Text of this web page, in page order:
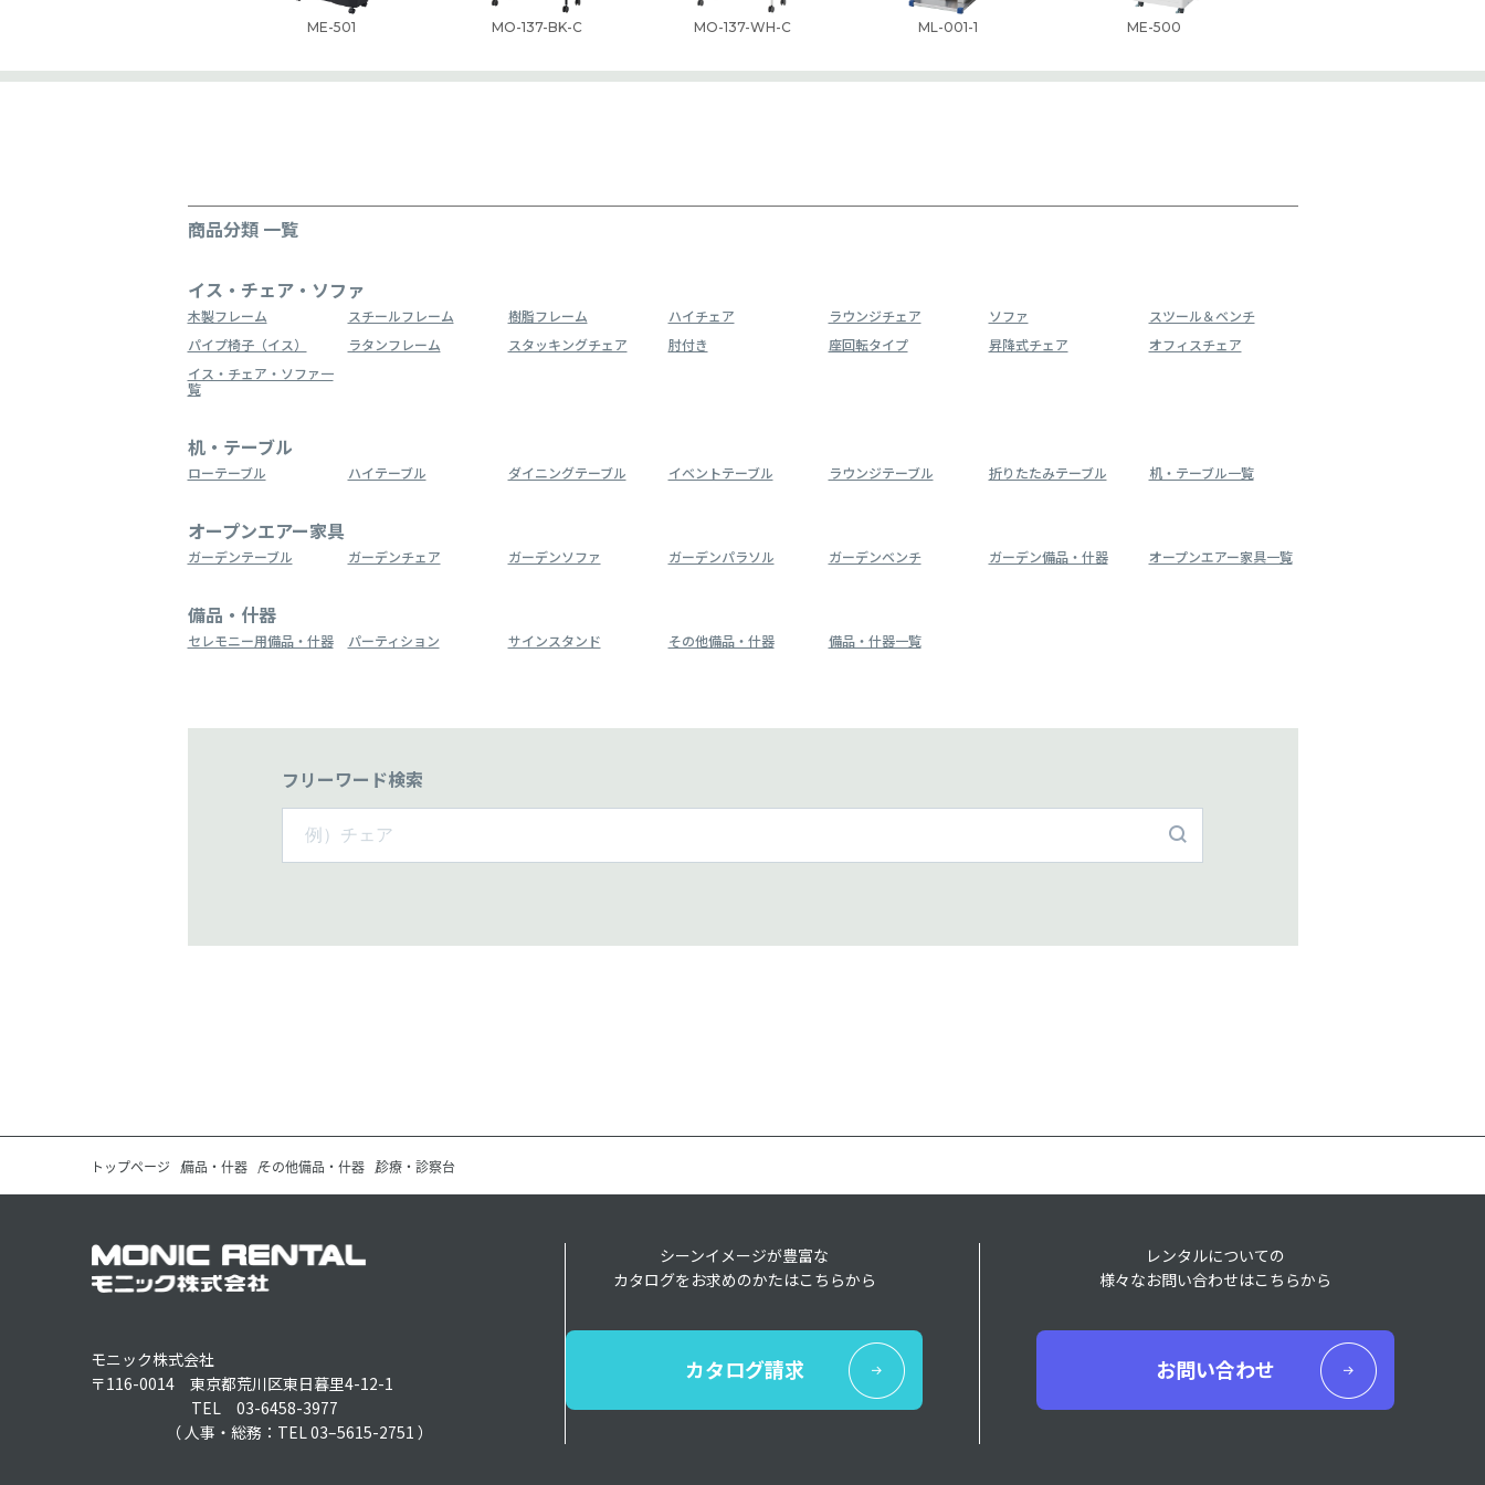
ME-501 MO-137-BK-C MO-137-WH-C ML-001-1 ME-500
商品分類 一覧
イス・チェア・ソファ
木製フレーム スチールフレーム 樹脂フレーム ハイチェア ラウンジチェア ソファ
スツール＆ベンチ
パイプ椅子（イス）
ラタンフレーム スタッキングチェア 肘付き 座回転タイプ 昇降式チェア
オフィスチェア
イス・チェア・ソファ一
覧
机・テーブル
ローテーブル ハイテーブル ダイニングテーブル イベントテーブル ラウンジテーブル 折りたたみテーブル 机・テーブル一覧
オープンエアー家具
ガーデンテーブル ガーデンチェア ガーデンソファ ガーデンパラソル ガーデンベンチ ガーデン備品・什器 オープンエアー家具一覧
備品・什器
セレモニー用備品・什器 パーティション サインスタンド その他備品・什器 備品・什器一覧
フリーワード検索
トップページ 備品・什器 その他備品・什器 診療・診察台
モニック株式会社
〒116-0014 東京都荒川区東日暮里4-12-1
TEL 03-6458-3977
（ 人事・総務：TEL 03–5615-2751 ）
シーンイメージが豊富な
カタログをお求めのかたはこちらから
カタログ請求
レンタルについての
様々なお問い合わせはこちらから
お問い合わせ